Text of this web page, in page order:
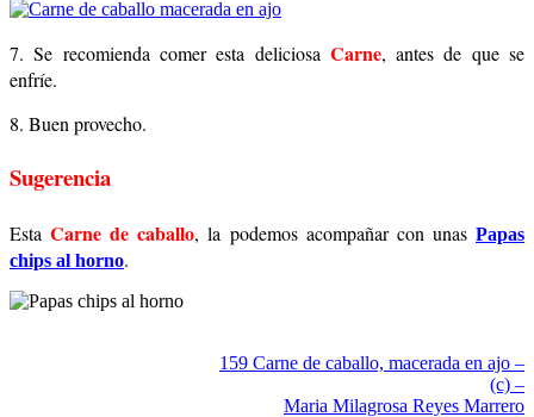
7. Se recomienda comer esta deliciosa Carne, antes de que se
enfríe.
8. Buen provecho.
Sugerencia
EstaCarne de caballo, la podemos acompañar con unasPapas
chips al horno.
159 Carne de caballo, macerada en ajo –
(c) –
Maria Milagrosa Reyes Marrero